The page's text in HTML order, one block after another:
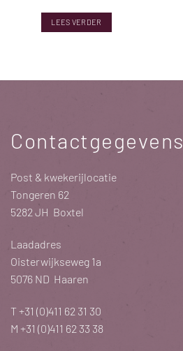
LEES VERDER
Contactgegevens
Post & kwekerijlocatie
Tongeren 62
5282 JH Boxtel
Laadadres
Oisterwijkseweg 1a
5076 ND Haaren
T+31 (0)411 62 31 30
M +31 (0)411 62 33 38